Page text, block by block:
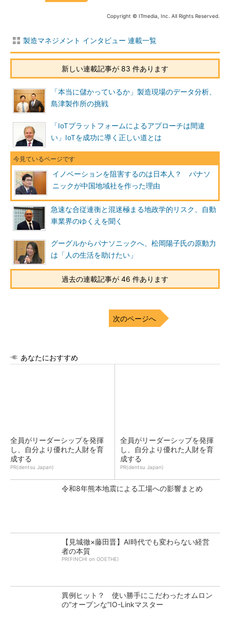
Copyright © ITmedia, Inc. All Rights Reserved.
製造マネジメント インタビュー 連載一覧
新しい連載記事が 83 件あります
「本当に儲かっているか」製造現場のデータ分析、
島津製作所の挑戦
「IoTプラットフォームによるアプローチは間違
い」IoTを成功に導く正しい道とは
イノベーションを阻害するのは日本人？ パナソ
ニックが中国地域社を作った理由
急速な合従連衡と混迷極まる地政学的リスク、自動
車業界のゆくえを聞く
グーグルからパナソニックへ、松岡陽子氏の原動力
は「人の生活を助けたい」
過去の連載記事が 46 件あります
次のページへ
あなたにおすすめ
全員がリーダーシップを発揮
し、自分より優れた人財を育
成する
PR(dentsu Japan)
全員がリーダーシップを発揮
し、自分より優れた人財を育
成する
PR(dentsu Japan)
令和8年熊本地震による工場への影響まとめ
【見城徹×藤田晋】AI時代でも変わらない経営
者の本質
PR(FINCHI on GOETHE)
異例ヒット？ 使い勝手にこだわったオムロン
の“オープンな”IO-Linkマスター